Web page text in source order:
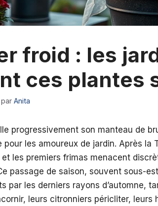
froid : les
ces plantes
par Anita
progressivement son manteau de
pour les amoureux de jardin. Après la
les premiers frimas menacent
passage de saison, souvent sous-
par les derniers rayons d’automne,
leurs citronniers péricliter, leurs